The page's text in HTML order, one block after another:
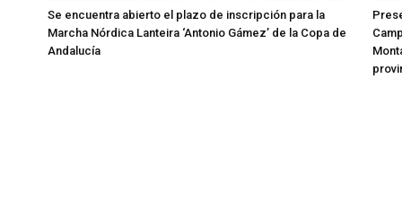
Se encuentra abierto el plazo de inscripción para la
Marcha Nórdica Lanteira ‘Antonio Gámez’ de la Copa de
Andalucía